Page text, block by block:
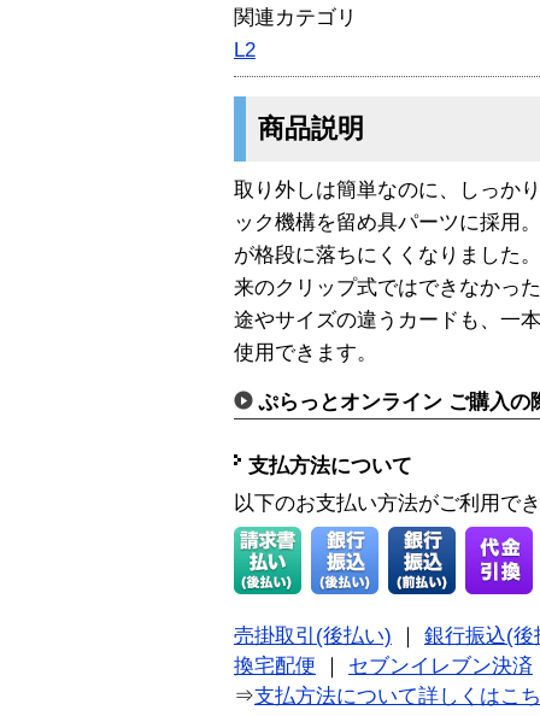
関連カテゴリ
L2
商品説明
取り外しは簡単なのに、しっか
ック機構を留め具パーツに採用
が格段に落ちにくくなりました
来のクリップ式ではできなかっ
途やサイズの違うカードも、一
使用できます。
ぷらっとオンライン ご購入の
支払方法について
以下のお支払い方法がご利用で
売掛取引(後払い)
銀行振込(後
換宅配便
セブンイレブン決済
⇒支払方法について詳しくはこ